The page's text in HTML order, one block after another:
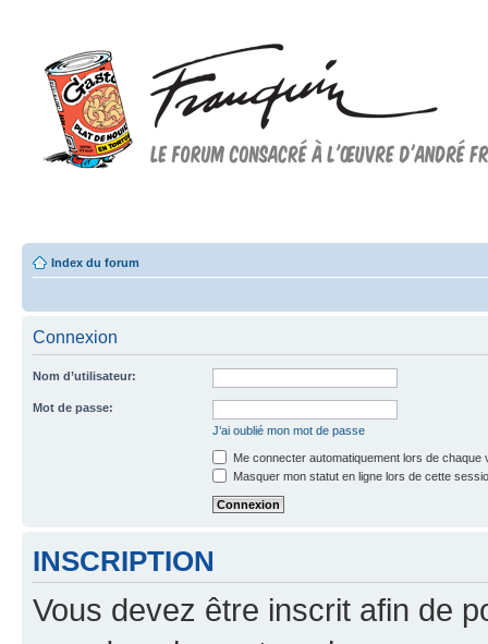
Index du forum
Connexion
Nom d’utilisateur:
Mot de passe:
J’ai oublié mon mot de passe
Me connecter automatiquement lors de chaque
Masquer mon statut en ligne lors de cette
INSCRIPTION
Vous devez être inscrit afin de